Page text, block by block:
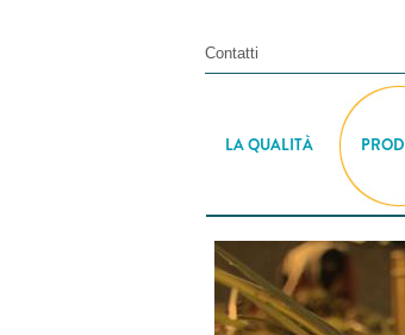
Contatti
LA QUALITÀ